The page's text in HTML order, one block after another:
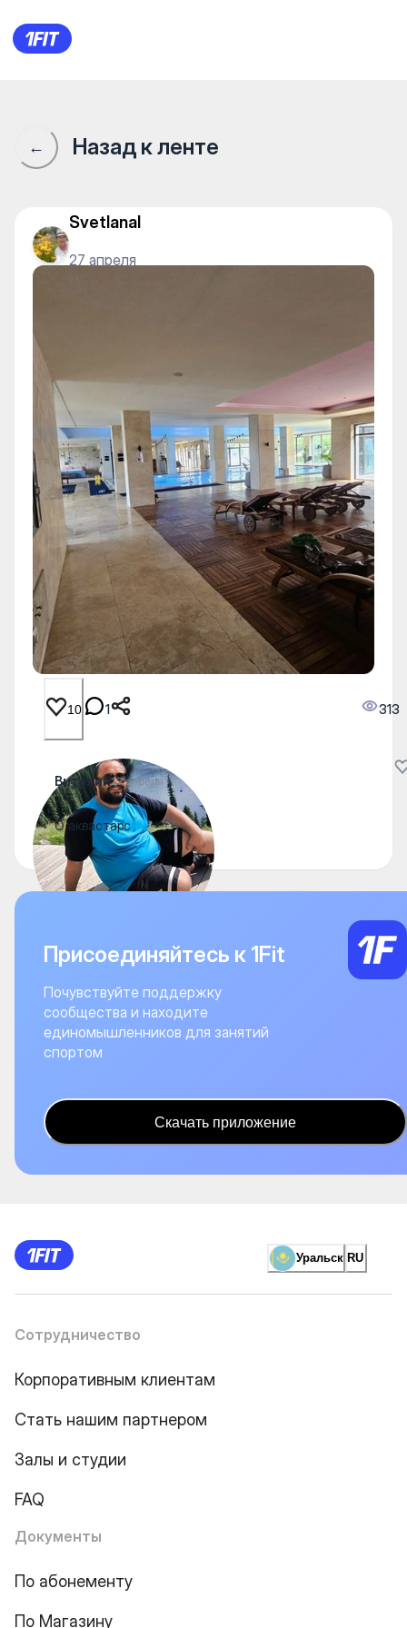
Сообщество 1Fit · 1Fit
← Назад к ленте
SvetlanaI
27 апреля
10 1 313
Виталий27 апреля
О аквастарс
Присоединяйтесь к 1Fit
Почувствуйте поддержку
сообщества и находите
единомышленников для занятий
спортом
Скачать приложение
Уральск RU
Сотрудничество
Корпоративным клиентам
Стать нашим партнером
Залы и студии
FAQ
Документы
По абонементу
По Магазину